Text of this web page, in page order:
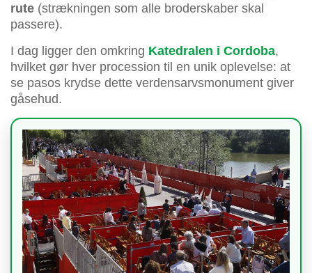
rute (strækningen som alle broderskaber skal
passere).
I dag ligger den omkring Katedralen i Cordoba,
hvilket gør hver procession til en unik oplevelse: at
se pasos krydse dette verdensarvsmonument giver
gåsehud.